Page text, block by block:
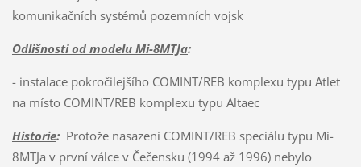
komunikačních systémů pozemních vojsk
Odlišnosti od modelu Mi-8MTJa:
- instalace pokročilejšího COMINT/REB komplexu typu Atlet
na místo COMINT/REB komplexu typu Altaec
Historie:Protože nasazení COMINT/REB speciálu typu Mi-
8MTJa v první válce v Čečensku (1994 až 1996) nebylo